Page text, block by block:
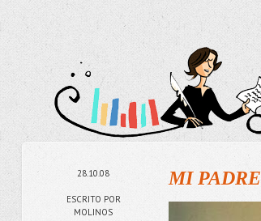
28.10.08
ESCRITO POR
MOLINOS
MI PADRE